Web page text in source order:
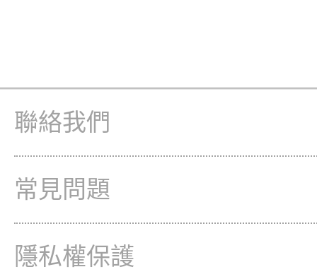
聯絡我們
常見問題
隱私權保護